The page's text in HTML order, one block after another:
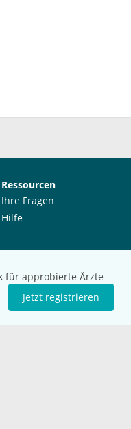
für approbierte Ärzte
Jetzt registrieren
Ressourcen
Ihre Fragen
Hilfe